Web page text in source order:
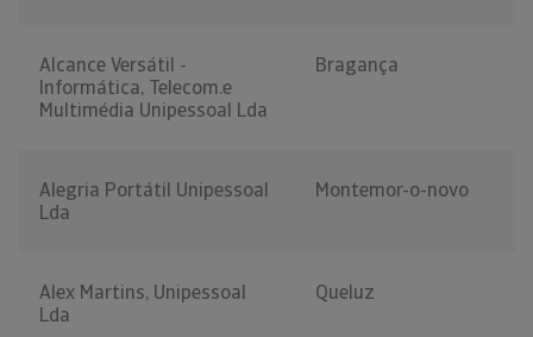
Alcance Versátil -
Informática, Telecom.e
Multimédia Unipessoal Lda
Bragança
Alegria Portátil Unipessoal
Lda
Montemor-o-novo
Alex Martins, Unipessoal
Lda
Queluz